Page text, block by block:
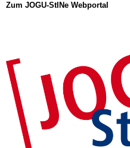
Zum JOGU-StINe Webportal